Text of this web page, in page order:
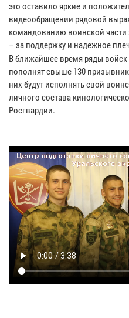
это оставило яркие и
видеообращении рядовой
командованию воинской части
– за поддержку и надежное
В ближайшее время ряды
пополнят свыше 130
них будут исполнять свой
личного состава
Росгвардии.